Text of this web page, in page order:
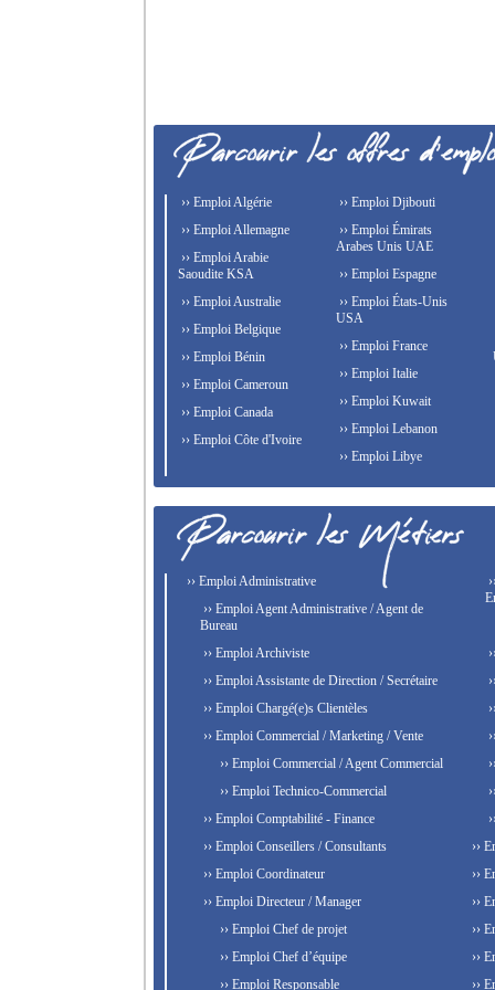
›› Emploi Algérie
›› Emploi Allemagne
›› Emploi Arabie
Saoudite KSA
›› Emploi Australie
›› Emploi Belgique
›› Emploi Bénin
›› Emploi Cameroun
›› Emploi Canada
›› Emploi Côte d'Ivoire
›› Emploi Djibouti
›› Emploi Émirats
Arabes Unis UAE
›› Emploi Espagne
›› Emploi États-Unis
USA
›› Emploi France
›› Emploi Italie
›› Emploi Kuwait
›› Emploi Lebanon
›› Emploi Libye
›› Emploi Administrative
›› Emploi Agent Administrative / Agent de
Bureau
›› Emploi Archiviste
›› Emploi Assistante de Direction / Secrétaire
›› Emploi Chargé(e)s Clientèles
›› Emploi Commercial / Marketing / Vente
›› Emploi Commercial / Agent Commercial
›› Emploi Technico-Commercial
›› Emploi Comptabilité - Finance
›› Emploi Conseillers / Consultants
›› Emploi Coordinateur
›› Emploi Directeur / Manager
›› Emploi Chef de projet
›› Emploi Chef d’équipe
›› Emploi Responsable
››
››
››
››
››
››